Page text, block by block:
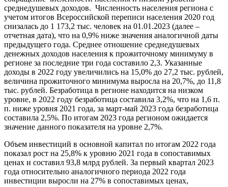
среднедушевых доходов. Численность населения региона с
учетом итогов Всероссийской переписи населения 2020 год
снизалась до 1 173,2 тыс. человек на 01.01.2023 (далее –
отчетная дата), что на 0,9% ниже значения аналогичной даты
предыдущего года. Среднее отношение среднедушевых
денежных доходов населения к прожиточному минимуму в
регионе за последние три года составило 2,3. Указанные
доходы в 2022 году увеличились на 15,0% до 27,2 тыс. рублей,
величина прожиточного минимума выросла на 20,7%, до 11,8
тыс. рублей. Безработица в регионе находится на низком
уровне, в 2022 году безработица составила 3,2%, что на 1,6 п.
п. ниже уровня 2021 года, за март-май 2023 года безработица
составила 2,5%. По итогам 2023 года регионом ожидается
значение данного показателя на уровне 2,7%.
Объем инвестиций в основной капитал по итогам 2022 года
показал рост на 25,8% к уровню 2021 года в сопоставимых
ценах и составил 93,8 млрд рублей. За первый квартал 2023
года относительно аналогичного периода 2022 года
инвестиции выросли на 27% в сопоставимых ценах,